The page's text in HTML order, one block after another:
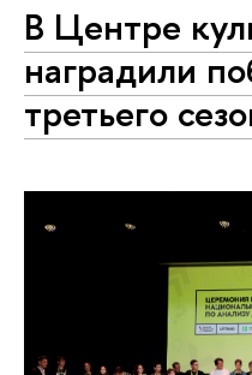
В Центре
наградили
третьего